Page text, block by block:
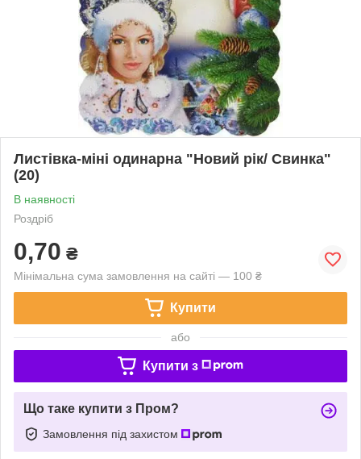
Листівка-міні одинарна "Новий рік/ Свинка"
(20)
В наявності
Роздріб
0,70 ₴
Мінімальна сума замовлення на сайті — 100 ₴
Купити
або
Купити з
Що таке купити з Пром?
Замовлення під захистом